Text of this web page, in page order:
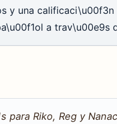
y una
a
para Riko, Reg y